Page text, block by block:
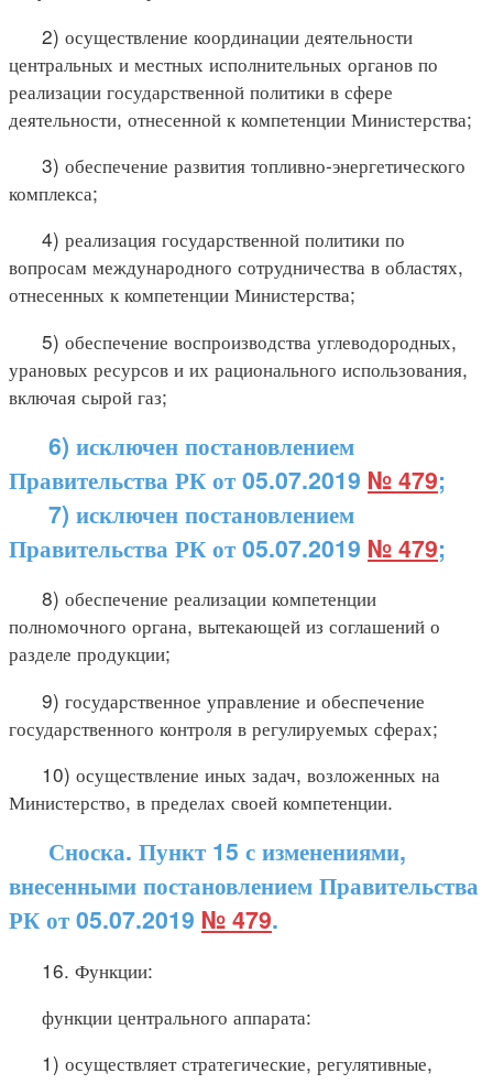
2) осуществление координации деятельности
центральных и местных исполнительных органов по
реализации государственной политики в сфере
деятельности, отнесенной к компетенции Министерства;
3) обеспечение развития топливно-энергетического
комплекса;
4) реализация государственной политики по
вопросам международного сотрудничества в областях,
отнесенных к компетенции Министерства;
5) обеспечение воспроизводства углеводородных,
урановых ресурсов и их рационального использования,
включая сырой газ;
6) исключен постановлением
Правительства РК от 05.07.2019 № 479;
7) исключен постановлением
Правительства РК от 05.07.2019 № 479;
8) обеспечение реализации компетенции
полномочного органа, вытекающей из соглашений о
разделе продукции;
9) государственное управление и обеспечение
государственного контроля в регулируемых сферах;
10) осуществление иных задач, возложенных на
Министерство, в пределах своей компетенции.
Сноска. Пункт 15 с изменениями,
внесенными постановлением Правительства
РК от 05.07.2019 № 479.
16. Функции:
функции центрального аппарата:
1) осуществляет стратегические, регулятивные,